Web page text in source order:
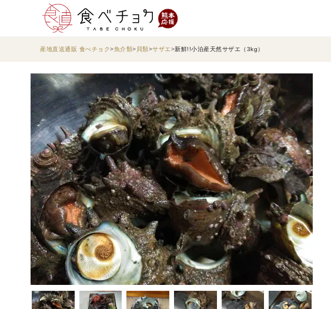
産地直送通販 食べチョク 魚介類 貝類 サザエ 新鮮!!小泊産天然サザエ（3kg）